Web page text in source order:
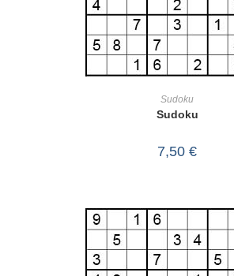
Sudoku
Sudoku
7,50 €